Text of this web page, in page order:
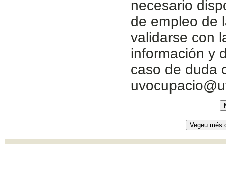
necesario
de empleo de
validarse con
información y
caso de duda